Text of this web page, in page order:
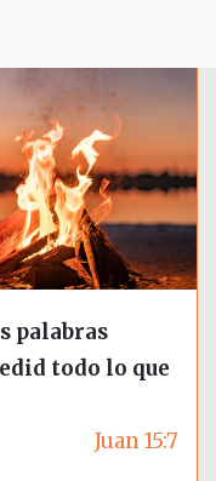
palabras
todo lo que
Juan 15:7